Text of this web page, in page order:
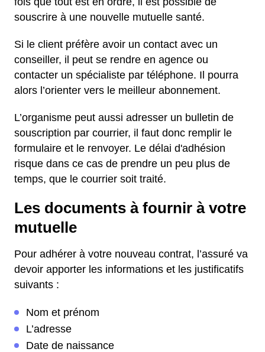
souscrire à une nouvelle mutuelle santé.
Si le client préfère avoir un contact avec un
conseiller, il peut se rendre en agence ou
contacter un spécialiste par téléphone. Il pourra
alors l’orienter vers le meilleur abonnement.
L’organisme peut aussi adresser un bulletin de
souscription par courrier, il faut donc remplir le
formulaire et le renvoyer. Le délai d'adhésion
risque dans ce cas de prendre un peu plus de
temps, que le courrier soit traité.
Les documents à fournir à votre
mutuelle
Pour adhérer à votre nouveau contrat, l’assuré va
devoir apporter les informations et les justificatifs
suivants :
Nom et prénom
L’adresse
Date de naissance